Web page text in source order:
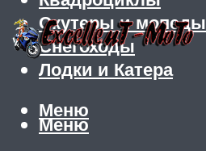
Скутеры и мопеды
Снегоходы
Лодки и Катера
Меню
Меню